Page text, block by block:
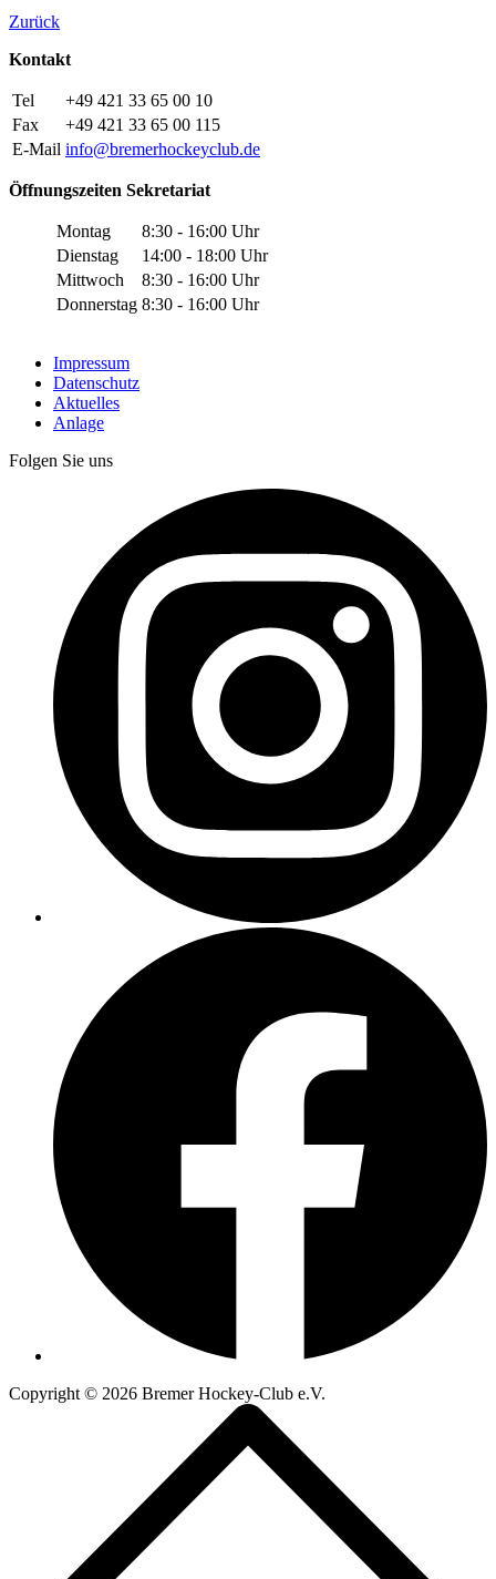
Zurück
Kontakt
Tel
+49 421 33 65 00 10
Fax
+49 421 33 65 00 115
E-Mail info@bremerhockeyclub.de
Öffnungszeiten Sekretariat
Montag
8:30 - 16:00 Uhr
Dienstag
14:00 - 18:00 Uhr
Mittwoch
8:30 - 16:00 Uhr
Donnerstag 8:30 - 16:00 Uhr
Impressum
Datenschutz
Aktuelles
Anlage
Folgen Sie uns
Copyright © 2026 Bremer Hockey-Club e.V.